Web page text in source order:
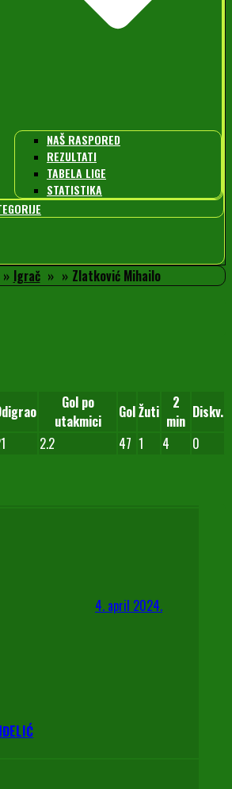
NAŠ RASPORED
REZULTATI
TABELA LIGE
STATISTIKA
Igrač
Zlatković Mihailo
Gol po
utakmici
GolŽuti
2
min Diskv.
2.2 47 1 4 0
4. april 2024.